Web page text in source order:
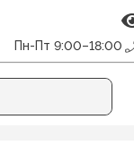
Пн-Пт 9:00–18:00
см, 60 сек.